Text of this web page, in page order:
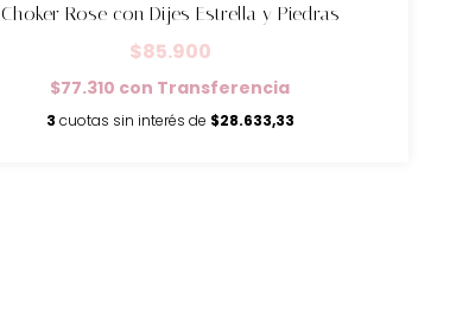
Choker Rose con Dijes Estrella y Piedras
$85.900
$77.310 con Transferencia
3 cuotas sin interés de $28.633,33